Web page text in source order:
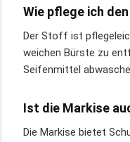
Wie pflege ich
Der Stoff ist
weichen Bürste zu
Seifenmittel
Ist die Markise
Die Markise bietet